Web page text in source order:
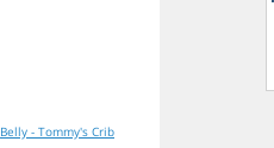
Belly - Tommy's Crib